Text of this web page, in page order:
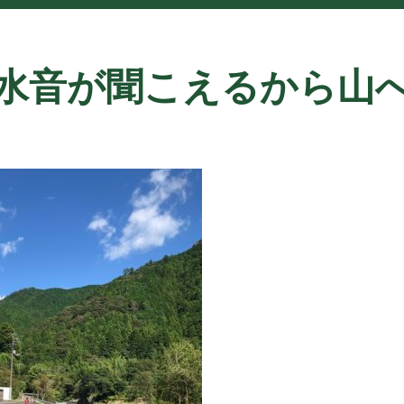
音が聞こえるから山